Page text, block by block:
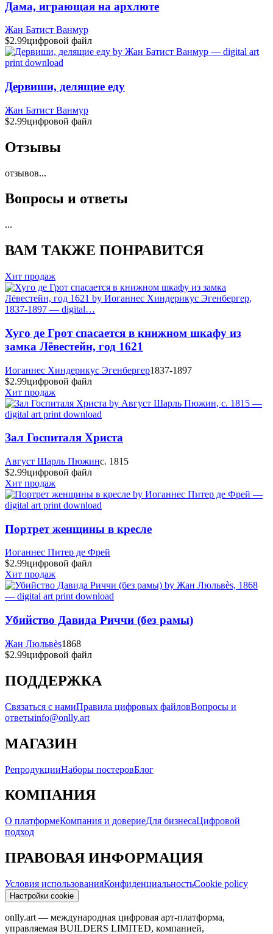
Дама, играющая на архлюте
Жан Батист Ванмур
$2.99цифровой файл
Дервиши, делящие еду
Жан Батист Ванмур
$2.99цифровой файл
Отзывы
отзывов...
Вопросы и ответы
...
ВАМ ТАКЖЕ ПОНРАВИТСЯ
Хит продаж
Хуго де Грот спасается в книжном шкафу из
замка Лёвестейн, год 1621
Иоганнес Хиндерикус Эгенбергер1837-1897
$2.99цифровой файл
Хит продаж
Зал Госпиталя Христа
Август Шарль Пюжинc. 1815
$2.99цифровой файл
Хит продаж
Портрет женщины в кресле
Иоганнес Питер де Фрей
$2.99цифровой файл
Хит продаж
Убийство Давида Риччи (без рамы)
Жан Люльвès1868
$2.99цифровой файл
ПОДДЕРЖКА
Связаться с намиПравила цифровых файловВопросы и
ответыinfo@onlly.art
МАГАЗИН
РепродукцииНаборы постеровБлог
КОМПАНИЯ
О платформеКомпания и довериеДля бизнесаЦифровой
подход
ПРАВОВАЯ ИНФОРМАЦИЯ
Условия использованияКонфиденциальностьCookie policy
Настройки cookie
onlly.art — международная цифровая арт-платформа,
управляемая BUILDERS LIMITED, компанией,